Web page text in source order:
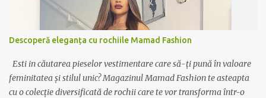
Descoperă eleganța cu rochiile Mamad Fashion
Esti in căutarea pieselor vestimentare care să-ți pună în valoare
feminitatea și stilul unic? Magazinul Mamad Fashion te asteapta
cu o colecție diversificată de rochii care te vor transforma într-o